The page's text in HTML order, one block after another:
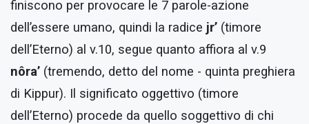
finiscono per provocare le 7 parole-azione
dell’essere umano, quindi la radice jr’ (timore
dell’Eterno) al v.10, segue quanto affiora al v.9
nôra’ (tremendo, detto del nome - quinta preghiera
di Kippur). Il significato oggettivo (timore
dell’Eterno) procede da quello soggettivo di chi